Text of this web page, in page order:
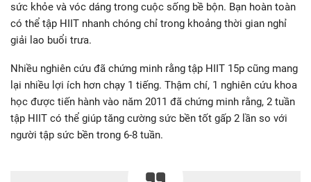
sức khỏe và vóc dáng trong cuộc sống bề bộn. Bạn hoàn toàn
có thể tập HIIT nhanh chóng chỉ trong khoảng thời gian nghỉ
giải lao buổi trưa.
Nhiều nghiên cứu đã chứng minh rằng tập HIIT 15p cũng mang
lại nhiều lợi ích hơn chạy 1 tiếng. Thậm chí, 1 nghiên cứu khoa
học được tiến hành vào năm 2011 đã chứng minh rằng, 2 tuần
tập HIIT có thể giúp tăng cường sức bền tốt gấp 2 lần so với
người tập sức bền trong 6-8 tuần.